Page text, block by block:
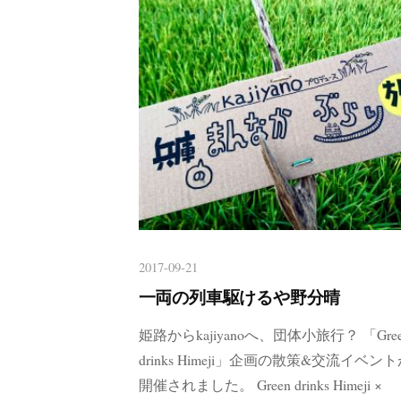
2017-09-21
一両の列車駆けるや野分晴
姫路からkajiyanoへ、団体小旅行？ 「
drinks Himeji」企画の散策&交流イベント
開催されました。 Green drinks Himeji ×